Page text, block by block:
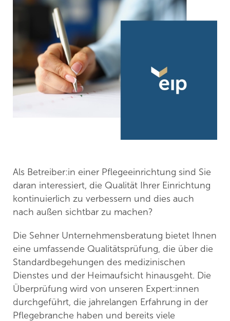
Als Betreiber:in einer Pflegeeinrichtung sind Sie
daran interessiert, die Qualität Ihrer Einrichtung
kontinuierlich zu verbessern und dies auch
nach außen sichtbar zu machen?
Die Sehner Unternehmensberatung bietet Ihnen
eine umfassende Qualitätsprüfung, die über die
Standardbegehungen des medizinischen
Dienstes und der Heimaufsicht hinausgeht. Die
Überprüfung wird von unseren Expert:innen
durchgeführt, die jahrelangen Erfahrung in der
Pflegebranche haben und bereits viele